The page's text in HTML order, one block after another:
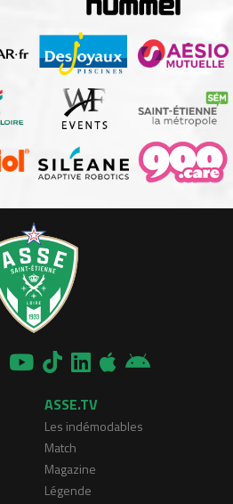
ASSE.TV
Les indémodables
Match
Magazine
Légende